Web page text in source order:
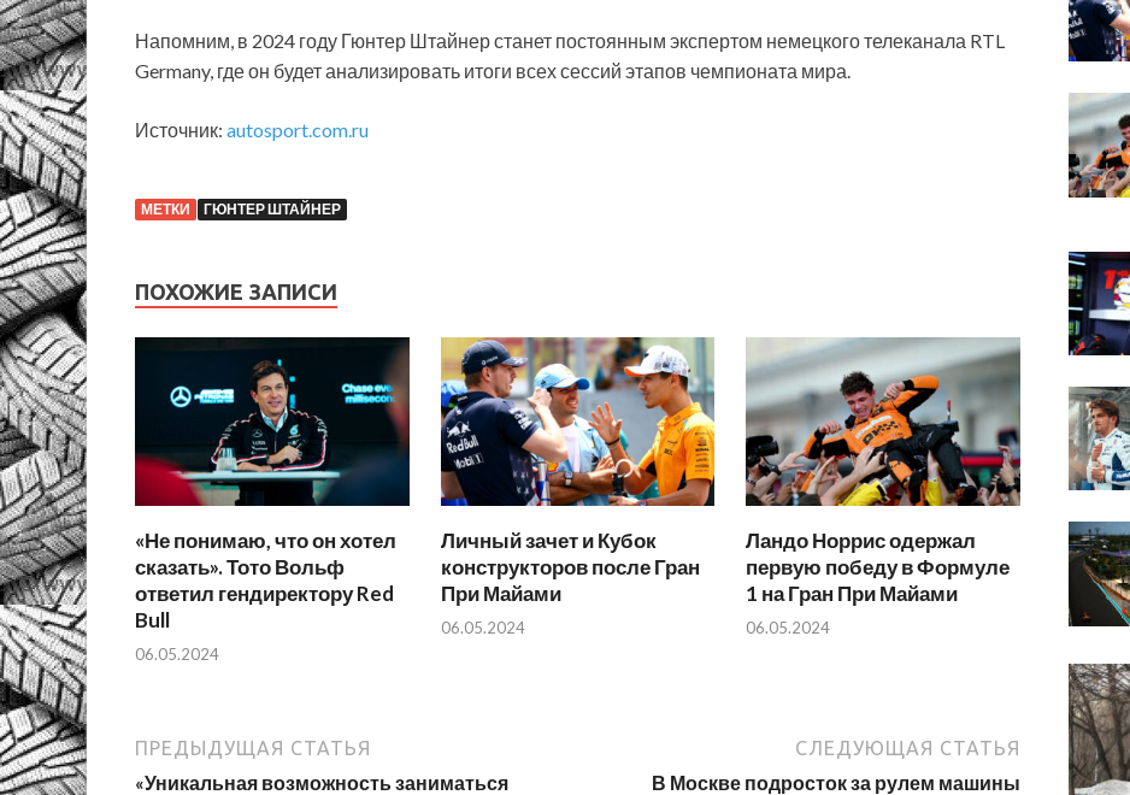
Напомним, в 2024 году Гюнтер Штайнер станет постоянным экспертом немецкого телеканала RTL
Germany, где он будет анализировать итоги всех сессий этапов чемпионата мира.
Источник: autosport.com.ru
МЕТКИ ГЮНТЕР ШТАЙНЕР
ПОХОЖИЕ ЗАПИСИ
«Не понимаю, что он хотел
сказать». Тото Вольф
ответил гендиректору Red
Bull
06.05.2024
Личный зачет и Кубок
конструкторов после Гран
При Майами
06.05.2024
Ландо Норрис одержал
первую победу в Формуле
1 на Гран При Майами
06.05.2024
ПРЕДЫДУЩАЯ СТАТЬЯ
«Уникальная возможность заниматься
СЛЕДУЮЩАЯ СТАТЬЯ
В Москве подросток за рулем машины